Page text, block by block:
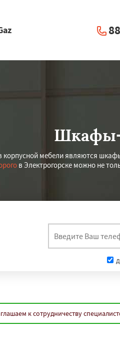
Шкафы-
корпусной мебели являются
в Электрогорске можно не
к сотрудничеству